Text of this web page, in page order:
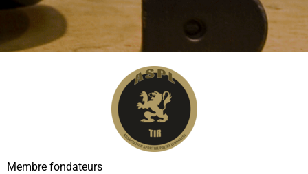
Membre fondateurs